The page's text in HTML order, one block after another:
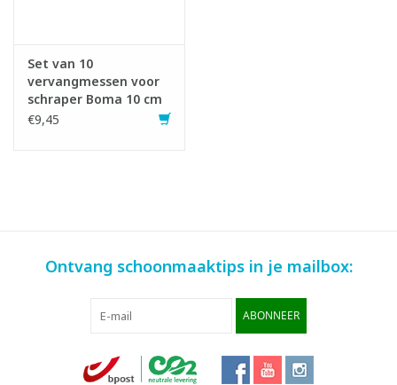
Set van 10
vervangmessen voor
schraper Boma 10 cm
€9,45
Ontvang schoonmaaktips in je mailbox:
ABONNEER